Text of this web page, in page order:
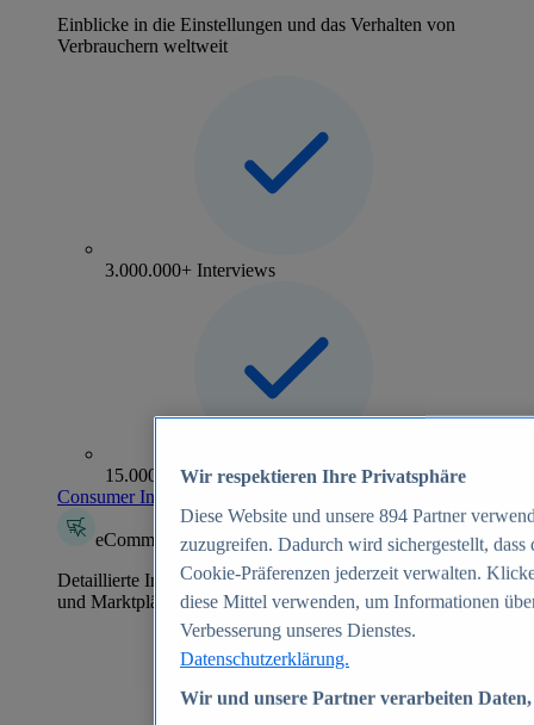
Einblicke in die Einstellungen und das Verhalten von
Verbrauchern weltweit
3.000.000+ Interviews
15.000+ Marken
Consumer Insights entdecken
eCommerce Insights
Detaillierte Informationen zu mehr als 39.000 Online-Shops
und Marktplätzen
Wir respektieren Ihre Privatsphäre
Diese Website und unsere 894 Partner
zuzugreifen. Dadurch wird sichergestellt,
Cookie-Präferenzen jederzeit verwalten.
diese Mittel verwenden, um Informationen
Verbesserung unseres Dienstes.
Datenschutzerklärung.
Wir und unsere Partner verarbeiten